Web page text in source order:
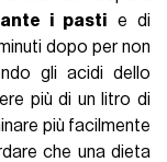
i pasti e di
dopo per non
gli acidi dello
più di un litro di
più facilmente
che una dieta